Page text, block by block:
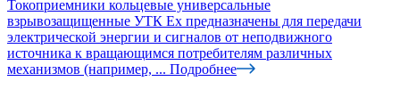
Токоприемники кольцевые универсальные
взрывозащищенные УТК Ех предназначены для передачи
электрической энергии и сигналов от неподвижного
источника к вращающимся потребителям различных
механизмов (например, ... Подробнее